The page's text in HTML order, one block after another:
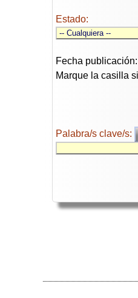
Estado:
Fecha publicación:
Marque la casilla
Palabra/s clave/s: